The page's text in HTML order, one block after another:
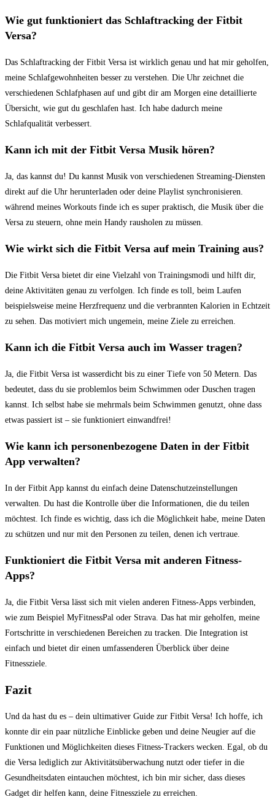
Wie gut funktioniert das Schlaftracking der Fitbit
Versa?
Das Schlaftracking der Fitbit Versa ist wirklich genau und hat mir geholfen,⁢
meine Schlafgewohnheiten besser zu verstehen. Die⁤ Uhr zeichnet ⁢die
‍verschiedenen Schlafphasen auf⁤ und gibt​ dir‌ am Morgen eine detaillierte⁣
Übersicht, wie gut du geschlafen hast. Ich habe dadurch meine
‌Schlafqualität‌ verbessert.
Kann ich⁢ mit ⁤der Fitbit Versa Musik hören?
Ja, das kannst⁢ du! Du⁤ kannst ‌Musik von verschiedenen Streaming-Diensten
direkt auf die Uhr herunterladen oder deine Playlist synchronisieren.
während meines‍ Workouts finde ich es‌ super praktisch, ⁤die Musik über die ​
Versa zu steuern, ⁤ohne mein ⁢Handy rausholen zu müssen.
Wie wirkt sich die⁣ Fitbit Versa auf mein Training aus?
Die Fitbit Versa bietet dir eine Vielzahl von Trainingsmodi und hilft dir,
deine Aktivitäten genau zu ⁢verfolgen. Ich finde es⁣ toll, beim Laufen ​
beispielsweise meine Herzfrequenz und die verbrannten ​Kalorien in Echtzeit
zu sehen. ‍Das motiviert mich ungemein,⁢ meine‌ Ziele zu erreichen.
Kann ich die Fitbit Versa auch im Wasser tragen?
Ja, die Fitbit Versa ist wasserdicht bis zu einer Tiefe von 50 Metern. Das
bedeutet, dass du ‍sie problemlos beim Schwimmen oder⁣ Duschen tragen
kannst. Ich selbst habe sie mehrmals beim Schwimmen genutzt, ohne dass
etwas passiert ist – sie ⁢funktioniert einwandfrei!
Wie ‍kann⁣ ich personenbezogene Daten in der Fitbit
App ‌verwalten?
In der Fitbit App kannst du einfach deine Datenschutzeinstellungen
verwalten. Du hast die Kontrolle ⁣über die Informationen, die du teilen
möchtest. Ich‌ finde es⁢ wichtig, dass ich die Möglichkeit habe, meine Daten
zu schützen und nur mit den ⁣Personen ‌zu teilen,‌ denen​ ich vertraue.
Funktioniert die Fitbit Versa mit ‌anderen Fitness-
Apps?
Ja, die Fitbit Versa⁣ lässt sich mit ⁣vielen anderen Fitness-Apps verbinden,
wie⁢ zum Beispiel MyFitnessPal oder Strava. Das hat mir geholfen, meine
Fortschritte in verschiedenen ​Bereichen zu tracken. ⁣Die Integration ist
einfach​ und bietet dir einen umfassenderen Überblick über ‌deine ​
Fitnessziele. ⁢
Fazit
Und da⁢ hast⁣ du es –⁢ dein ultimativer ⁢Guide zur Fitbit Versa! Ich hoffe,‌ ich
konnte dir ein paar nützliche Einblicke geben und deine Neugier‍ auf die
Funktionen und⁢ Möglichkeiten dieses Fitness-Trackers wecken. Egal, ob du
die‌ Versa lediglich zur Aktivitätsüberwachung nutzt oder tiefer​ in die
⁢Gesundheitsdaten eintauchen möchtest, ich⁣ bin mir sicher,‍ dass dieses‌
Gadget dir helfen ‌kann, deine⁢ Fitnessziele zu erreichen.